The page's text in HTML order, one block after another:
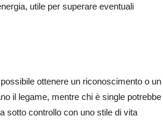
utile per superare eventuali
ottenere un riconoscimento o un
il legame, mentre chi è single potrebbe
sotto controllo con uno stile di vita